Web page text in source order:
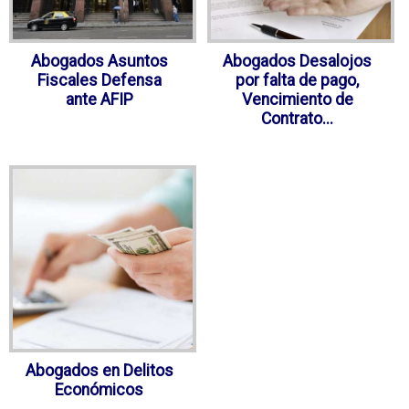
Abogados Asuntos
Fiscales Defensa
ante AFIP
Abogados Desalojos
por falta de pago,
Vencimiento de
Contrato...
Abogados en Delitos
Económicos